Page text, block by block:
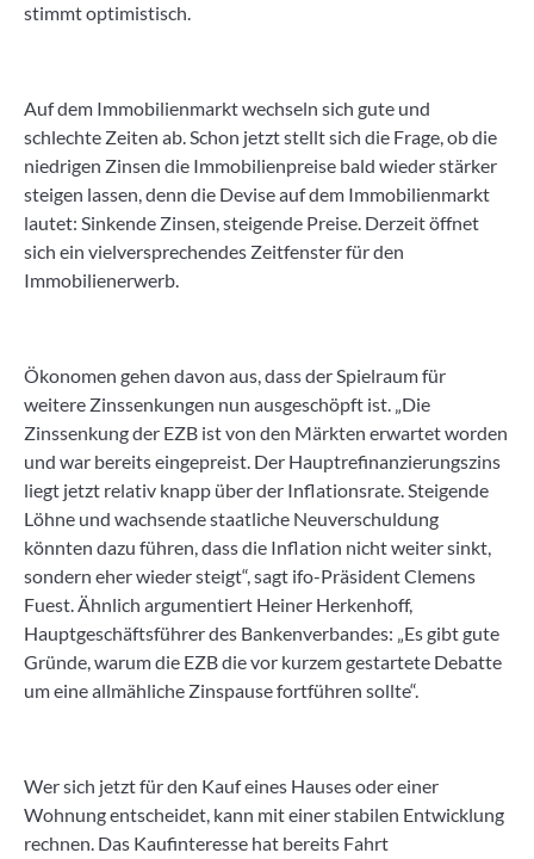
stimmt optimistisch.
Auf dem Immobilienmarkt wechseln sich gute und
schlechte Zeiten ab. Schon jetzt stellt sich die Frage, ob die
niedrigen Zinsen die Immobilienpreise bald wieder stärker
steigen lassen, denn die Devise auf dem Immobilienmarkt
lautet: Sinkende Zinsen, steigende Preise. Derzeit öffnet
sich ein vielversprechendes Zeitfenster für den
Immobilienerwerb.
Ökonomen gehen davon aus, dass der Spielraum für
weitere Zinssenkungen nun ausgeschöpft ist. „Die
Zinssenkung der EZB ist von den Märkten erwartet worden
und war bereits eingepreist. Der Hauptrefinanzierungszins
liegt jetzt relativ knapp über der Inflationsrate. Steigende
Löhne und wachsende staatliche Neuverschuldung
könnten dazu führen, dass die Inflation nicht weiter sinkt,
sondern eher wieder steigt“, sagt ifo-Präsident Clemens
Fuest. Ähnlich argumentiert Heiner Herkenhoff,
Hauptgeschäftsführer des Bankenverbandes: „Es gibt gute
Gründe, warum die EZB die vor kurzem gestartete Debatte
um eine allmähliche Zinspause fortführen sollte“.
Wer sich jetzt für den Kauf eines Hauses oder einer
Wohnung entscheidet, kann mit einer stabilen Entwicklung
rechnen. Das Kaufinteresse hat bereits Fahrt